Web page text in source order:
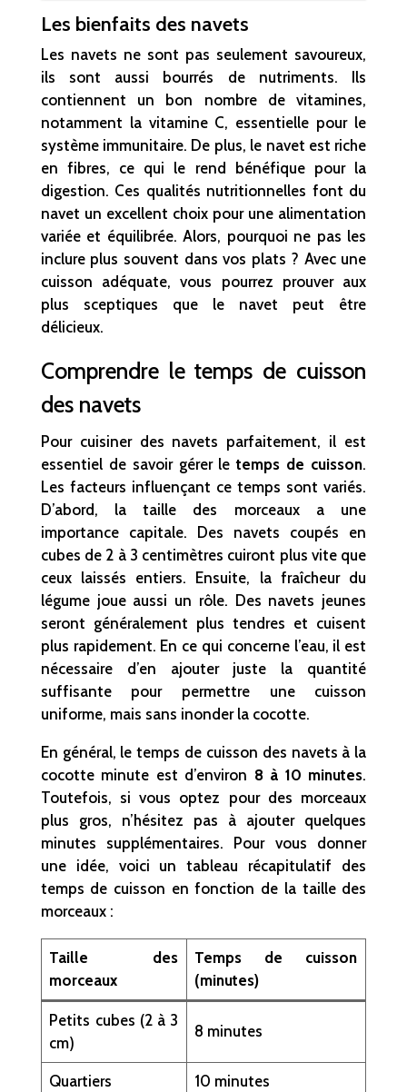
Les bienfaits des navets
Les navets ne sont pas seulement savoureux,
ils sont aussi bourrés de nutriments. Ils
contiennent un bon nombre de vitamines,
notamment la vitamine C, essentielle pour le
système immunitaire. De plus, le navet est riche
en fibres, ce qui le rend bénéfique pour la
digestion. Ces qualités nutritionnelles font du
navet un excellent choix pour une alimentation
variée et équilibrée. Alors, pourquoi ne pas les
inclure plus souvent dans vos plats ? Avec une
cuisson adéquate, vous pourrez prouver aux
plus sceptiques que le navet peut être
délicieux.
Comprendre le temps de cuisson
des navets
Pour cuisiner des navets parfaitement, il est
essentiel de savoir gérer letemps de cuisson.
Les facteurs influençant ce temps sont variés.
D’abord, la taille des morceaux a une
importance capitale. Des navets coupés en
cubes de 2 à 3 centimètres cuiront plus vite que
ceux laissés entiers. Ensuite, la fraîcheur du
légume joue aussi un rôle. Des navets jeunes
seront généralement plus tendres et cuisent
plus rapidement. En ce qui concerne l’eau, il est
nécessaire d’en ajouter juste la quantité
suffisante pour permettre une cuisson
uniforme, mais sans inonder la cocotte.
En général, le temps de cuisson des navets à la
cocotte minute est d’environ 8 à 10 minutes.
Toutefois, si vous optez pour des morceaux
plus gros, n’hésitez pas à ajouter quelques
minutes supplémentaires. Pour vous donner
une idée, voici un tableau récapitulatif des
temps de cuisson en fonction de la taille des
morceaux :
Taille des
morceaux
Temps de cuisson
(minutes)
Petits cubes (2 à 3
cm)
8 minutes
Quartiers 10 minutes